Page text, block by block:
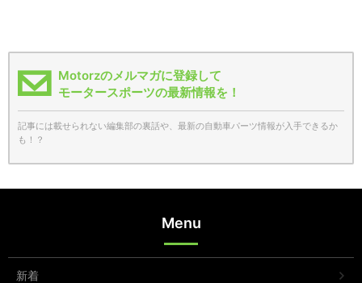
Motorzのメルマガに登録して
モータースポーツの最新情報を！
記事には載せられない編集部の裏話や、最新の自動車パーツ情報が入手できるか
も！？
Menu
新着